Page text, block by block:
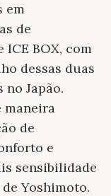
em
de
BOX, com
dessas duas
Japão.
maneira
de
e
sensibilidade
Yoshimoto.